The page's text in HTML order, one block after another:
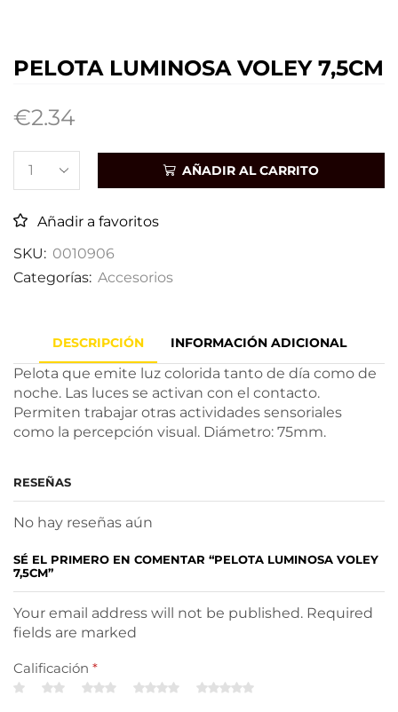
PELOTA LUMINOSA VOLEY 7,5CM
€2.34
AÑADIR AL CARRITO
Añadir a favoritos
SKU: 0010906
Categorías: Accesorios
DESCRIPCIÓN INFORMACIÓN ADICIONAL
Pelota que emite luz colorida tanto de día como de
noche. Las luces se activan con el contacto.
Permiten trabajar otras actividades sensoriales
como la percepción visual. Diámetro: 75mm.
RESEÑAS
No hay reseñas aún
SÉ EL PRIMERO EN COMENTAR “PELOTA LUMINOSA VOLEY
7,5CM”
Your email address will not be published. Required
fields are marked
Calificación *